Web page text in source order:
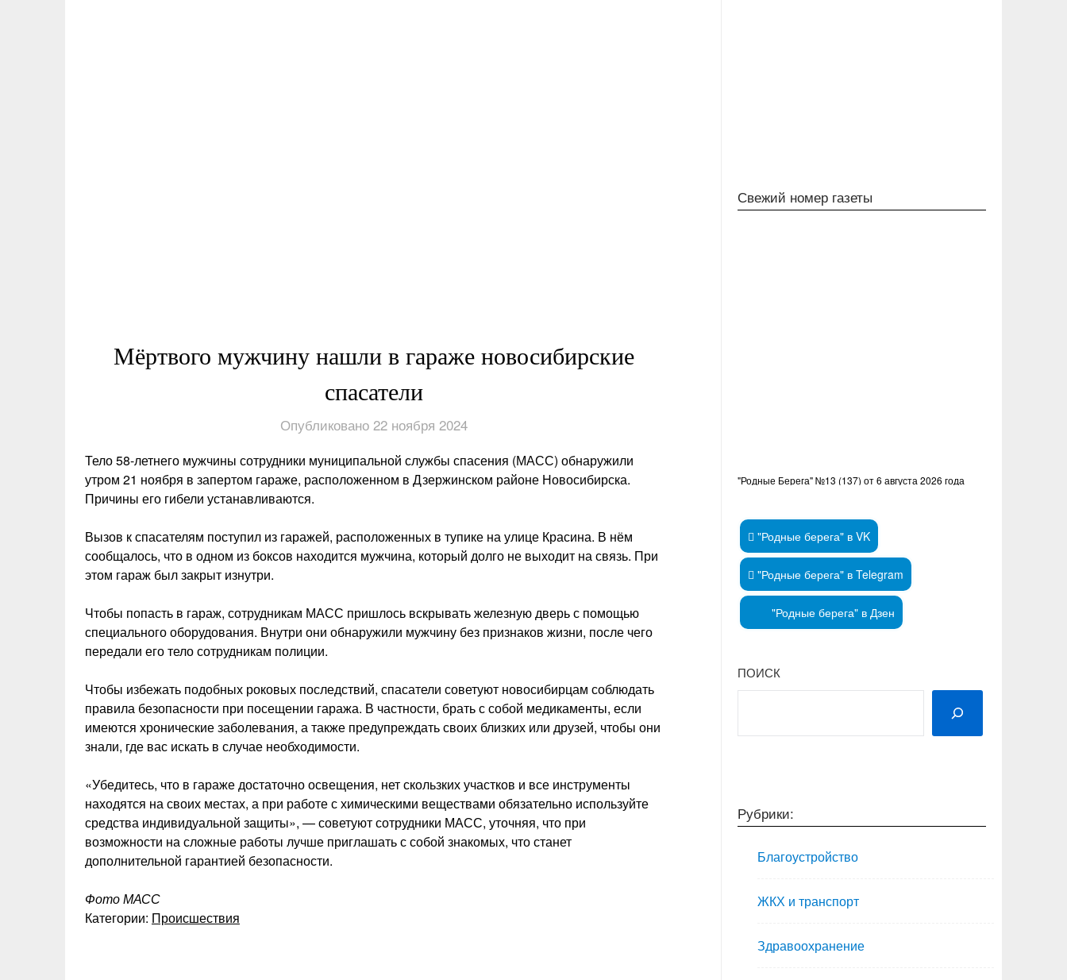
Мёртвого мужчину нашли в гараже новосибирские
спасатели
Опубликовано 22 ноября 2024
Тело 58-летнего мужчины сотрудники муниципальной службы спасения (МАСС) обнаружили
утром 21 ноября в запертом гараже, расположенном в Дзержинском районе Новосибирска.
Причины его гибели устанавливаются.
Вызов к спасателям поступил из гаражей, расположенных в тупике на улице Красина. В нём
сообщалось, что в одном из боксов находится мужчина, который долго не выходит на связь. При
этом гараж был закрыт изнутри.
Чтобы попасть в гараж, сотрудникам МАСС пришлось вскрывать железную дверь с помощью
специального оборудования. Внутри они обнаружили мужчину без признаков жизни, после чего
передали его тело сотрудникам полиции.
Чтобы избежать подобных роковых последствий, спасатели советуют новосибирцам соблюдать
правила безопасности при посещении гаража. В частности, брать с собой медикаменты, если
имеются хронические заболевания, а также предупреждать своих близких или друзей, чтобы они
знали, где вас искать в случае необходимости.
«Убедитесь, что в гараже достаточно освещения, нет скользких участков и все инструменты
находятся на своих местах, а при работе с химическими веществами обязательно используйте
средства индивидуальной защиты», — советуют сотрудники МАСС, уточняя, что при
возможности на сложные работы лучше приглашать с собой знакомых, что станет
дополнительной гарантией безопасности.
Фото МАСС
Категории: Происшествия
Свежий номер газеты
"Родные Берега" №13 (137) от 6 августа 2026 года
"Родные берега" в VK
"Родные берега" в Telegram
"Родные берега" в Дзен
ПОИСК
Рубрики:
Благоустройство
ЖКХ и транспорт
Здравоохранение